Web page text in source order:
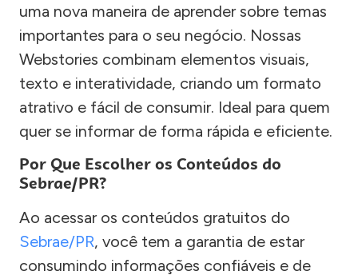
uma nova maneira de aprender sobre temas
importantes para o seu negócio. Nossas
Webstories combinam elementos visuais,
texto e interatividade, criando um formato
atrativo e fácil de consumir. Ideal para quem
quer se informar de forma rápida e eficiente.
Por Que Escolher os Conteúdos do
Sebrae/PR?
Ao acessar os conteúdos gratuitos do
Sebrae/PR, você tem a garantia de estar
consumindo informações confiáveis e de